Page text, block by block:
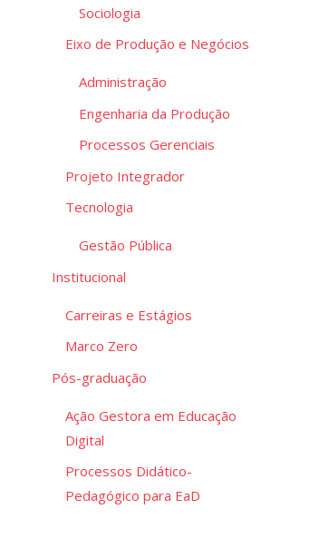
Sociologia
Eixo de Produção e Negócios
Administração
Engenharia da Produção
Processos Gerenciais
Projeto Integrador
Tecnologia
Gestão Pública
Institucional
Carreiras e Estágios
Marco Zero
Pós-graduação
Ação Gestora em Educação
Digital
Processos Didático-
Pedagógico para EaD